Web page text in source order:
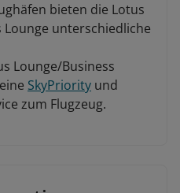
bieten die Lotus
Lounge unterschiedliche
Lounge/Business
SkyPriority und
zum Flugzeug.